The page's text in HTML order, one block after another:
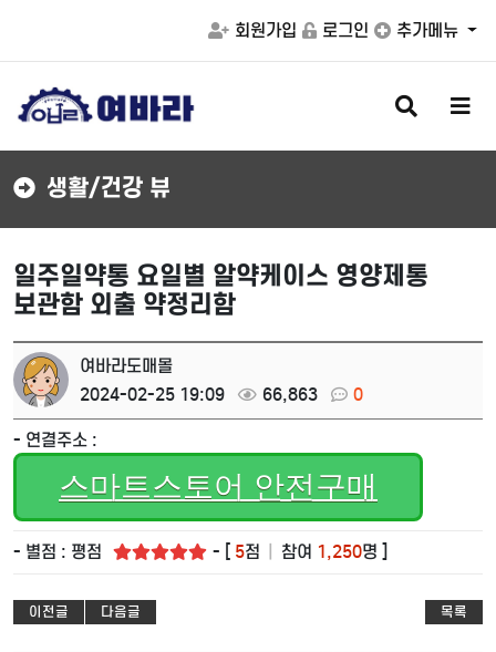
회원가입 로그인 추가메뉴
검
색
버
메
버
생활/건강 뷰
일주일약통 요일별 알약케이스 영양제통
보관함 외출 약정리함
여바라도매몰
2024-02-25 19:09
66,863 0
- 연결주소 :
스마트스토어 안전구매
- 별점 : 평점 - [ 5점 참여 1,250명 ]
이전글 다음글 목록